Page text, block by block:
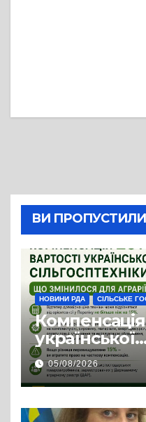
ВИ ПРОПУСТИЛИ
НОВИНИ РДА СІЛЬСЬКЕ
Компенсація
української
змінилося
05/08/2026